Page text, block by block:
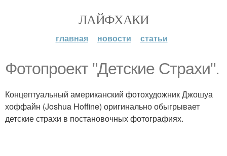
ЛАЙФХАКИ
главная новости статьи
Фотопроект "Детские Страхи".
Концептуальный американский фотохудожник Джошуа
хоффайн (Joshua Hoffine) оригинально обыгрывает
детские страхи в постановочных фотографиях.